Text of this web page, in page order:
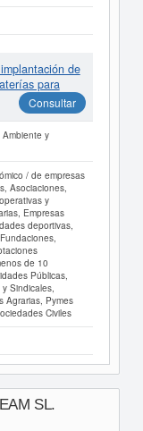
de
para
Consultar
y
/ de empresas
Asociaciones,
y
Empresas
deportivas,
de 10
Públicas,
Sindicales,
Agrarias, Pymes
Civiles
SL.